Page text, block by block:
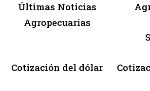
Últimas Noticias
Agropecuarias
Cotización del dólar